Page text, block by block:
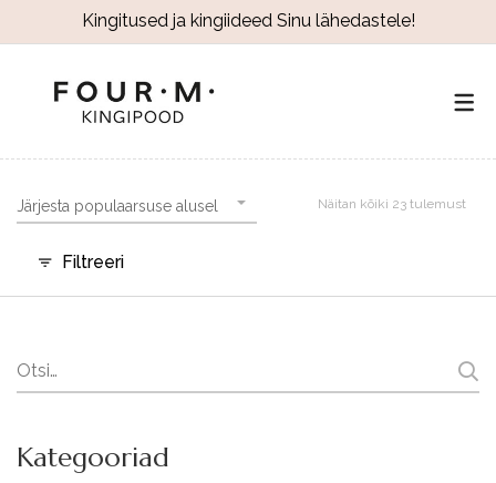
Kingitused ja kingiideed Sinu lähedastele!
Järjesta populaarsuse alusel Näitan kõiki 23 tulemust
Filtreeri
Search
Kategooriad